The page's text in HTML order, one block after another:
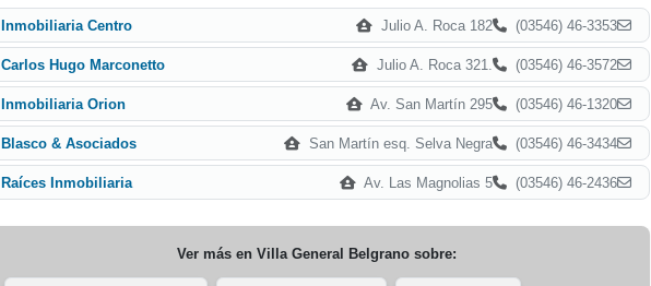
Inmobiliaria Centro Julio A. Roca 182 (03546) 46-3353
Carlos Hugo Marconetto Julio A. Roca 321. (03546) 46-3572
Inmobiliaria Orion Av. San Martín 295 (03546) 46-1320
Blasco & Asociados San Martín esq. Selva Negra (03546) 46-3434
Raíces Inmobiliaria Av. Las Magnolias 5 (03546) 46-2436
Ver más en Villa General Belgranosobre: